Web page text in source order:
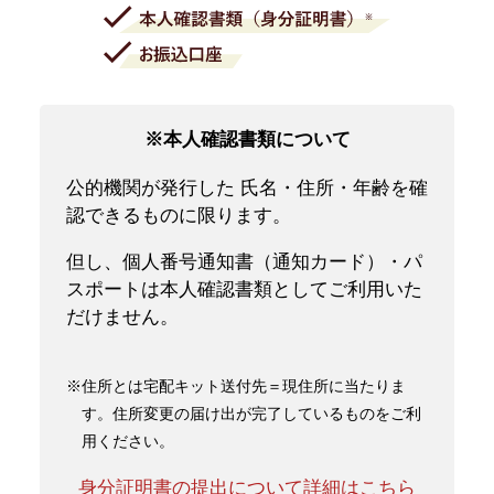
※本人確認書類について
公的機関が発行した 氏名・住所・年齢を確
認できるものに限ります。
但し、個人番号通知書（通知カード）・パ
スポートは本人確認書類としてご利用いた
だけません。
※住所とは宅配キット送付先＝現住所に当たりま
す。住所変更の届け出が完了しているものをご利
用ください。
身分証明書の提出について詳細はこちら